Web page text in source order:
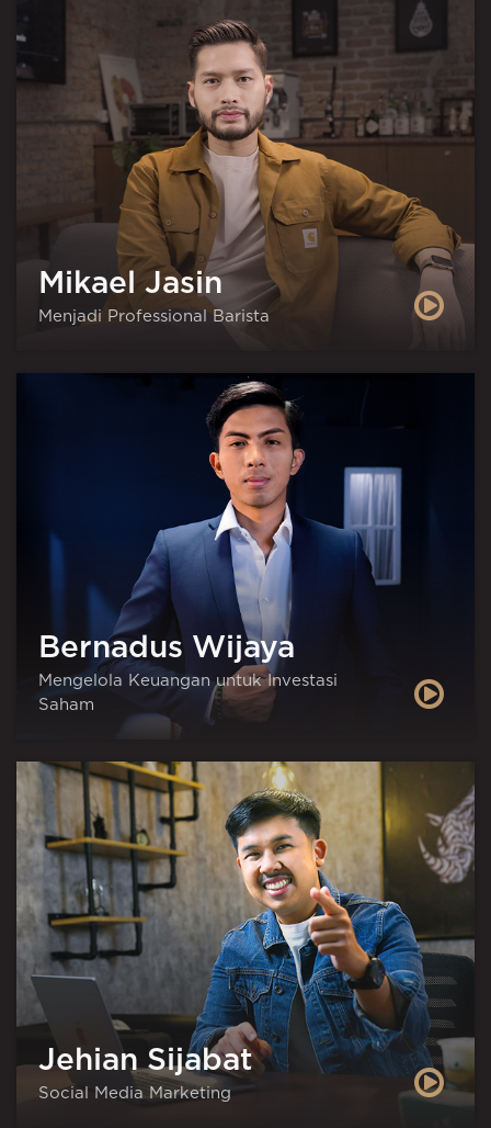
Mikael Jasin
Menjadi Professional Barista
Bernadus Wijaya
Mengelola Keuangan untuk Investasi
Saham
Jehian Sijabat
Social Media Marketing